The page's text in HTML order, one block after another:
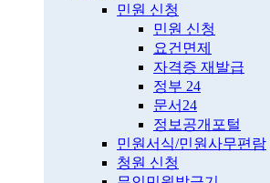
민원 신청
민원 신청
요건면제
자격증 재발급
정부 24
문서24
정보공개포털
민원서식/민원사무편람
청원 신청